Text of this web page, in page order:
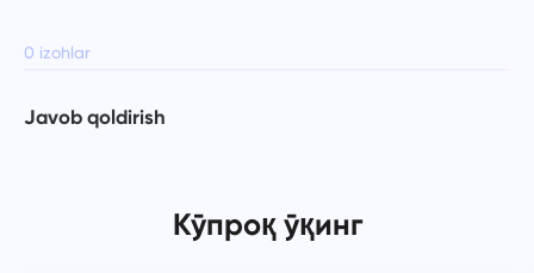
0 izohlar
Javob qoldirish
Кўпроқ ўқинг